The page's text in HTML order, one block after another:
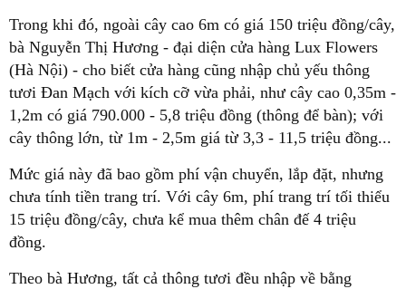
Trong khi đó, ngoài cây cao 6m có giá 150 triệu đồng/cây,
bà Nguyễn Thị Hương - đại diện cửa hàng Lux Flowers
(Hà Nội) - cho biết cửa hàng cũng nhập chủ yếu thông
tươi Đan Mạch với kích cỡ vừa phải, như cây cao 0,35m -
1,2m có giá 790.000 - 5,8 triệu đồng (thông để bàn); với
cây thông lớn, từ 1m - 2,5m giá từ 3,3 - 11,5 triệu đồng...
Mức giá này đã bao gồm phí vận chuyển, lắp đặt, nhưng
chưa tính tiền trang trí. Với cây 6m, phí trang trí tối thiểu
15 triệu đồng/cây, chưa kể mua thêm chân đế 4 triệu
đồng.
Theo bà Hương, tất cả thông tươi đều nhập về bằng